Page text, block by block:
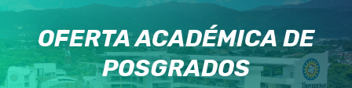
OFERTA ACADÉMICA DE
POSGRADOS